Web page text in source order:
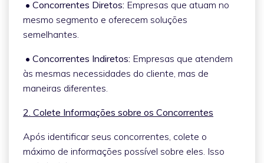
• Concorrentes Diretos: Empresas que atuam no
mesmo segmento e oferecem soluções
semelhantes.
• Concorrentes Indiretos: Empresas que atendem
às mesmas necessidades do cliente, mas de
maneiras diferentes.
2. Colete Informações sobre os Concorrentes
Após identificar seus concorrentes, colete o
máximo de informações possível sobre eles. Isso